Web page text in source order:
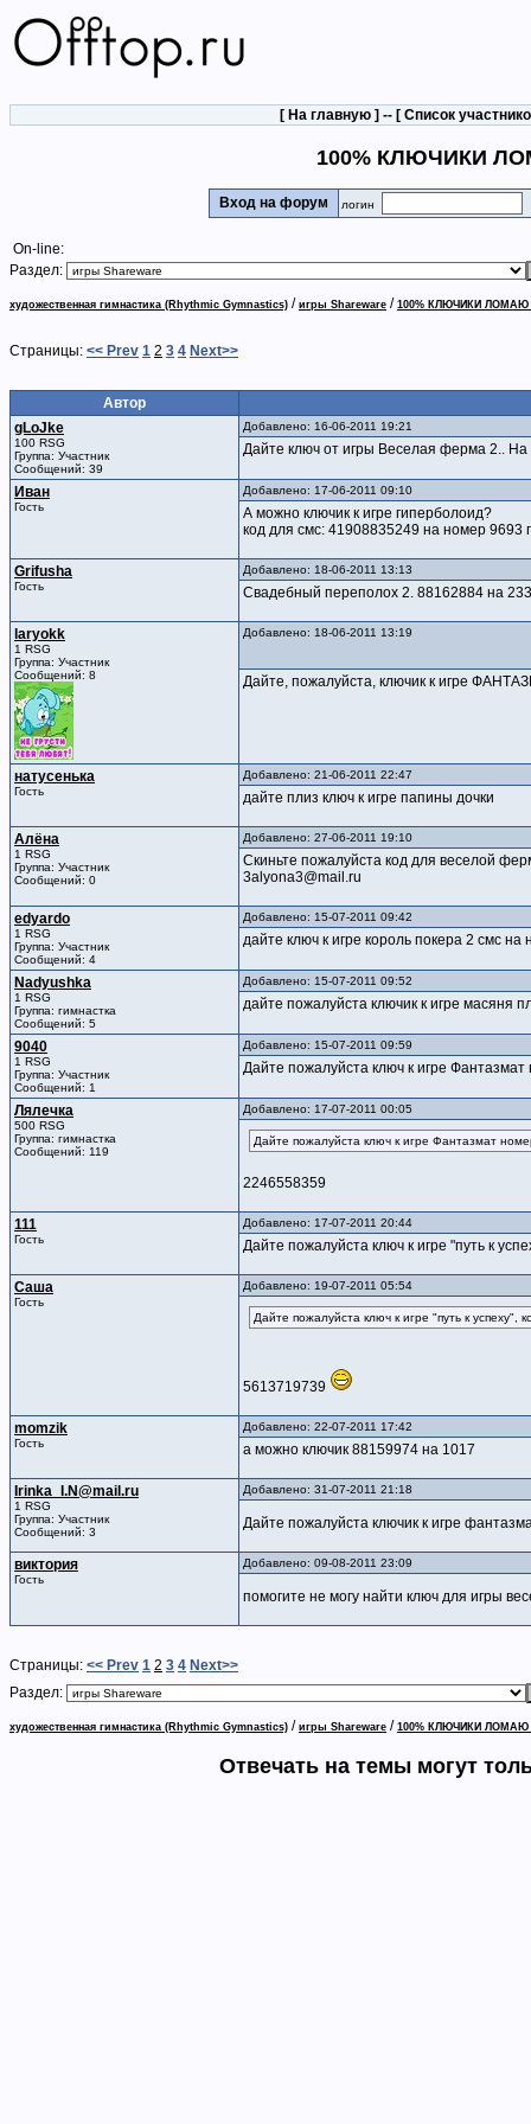
[ На главную ] -- [ Список
100% КЛЮЧИКИ
Вход на форум логин
On-line:
Раздел:
художественная гимнастика (Rhythmic Gymnastics) / игры Shareware / 100% КЛЮЧИКИ
Страницы: << Prev 1 2 3 4 Next>>
Автор
gLoJke
100 RSG
Группа: Участник
Сообщений: 39
Добавлено: 16-06-2011 19:21
Дайте ключ от игры Веселая ферма 2..
Иван
Гость
Добавлено: 17-06-2011 09:10
А можно ключик к игре гиперболоид?
код для смс: 41908835249 на номер 9693
Grifusha
Гость
Добавлено: 18-06-2011 13:13
Свадебный переполох 2. 88162884 на
laryokk
1 RSG
Группа: Участник
Сообщений: 8
Добавлено: 18-06-2011 13:19
Дайте, пожалуйста, ключик к игре
натусенька
Гость
Добавлено: 21-06-2011 22:47
дайте плиз ключ к игре папины дочки
Алёна
1 RSG
Группа: Участник
Сообщений: 0
Добавлено: 27-06-2011 19:10
Скиньте пожалуйста код для веселой
3alyona3@mail.ru
edyardo
1 RSG
Группа: Участник
Сообщений: 4
Добавлено: 15-07-2011 09:42
дайте ключ к игре король покера 2 смс
Nadyushka
1 RSG
Группа: гимнастка
Сообщений: 5
Добавлено: 15-07-2011 09:52
дайте пожалуйста ключик к игре масяня
9040
1 RSG
Группа: Участник
Сообщений: 1
Добавлено: 15-07-2011 09:59
Дайте пожалуйста ключ к игре
Лялечка
500 RSG
Группа: гимнастка
Сообщений: 119
Добавлено: 17-07-2011 00:05
Дайте пожалуйста ключ к игре Фантазмат
2246558359
111
Гость
Добавлено: 17-07-2011 20:44
Дайте пожалуйста ключ к игре "путь к
Саша
Гость
Добавлено: 19-07-2011 05:54
Дайте пожалуйста ключ к игре "путь к
5613719739
momzik
Гость
Добавлено: 22-07-2011 17:42
а можно ключик 88159974 на 1017
Irinka_I.N@mail.ru
1 RSG
Группа: Участник
Сообщений: 3
Добавлено: 31-07-2011 21:18
Дайте пожалуйста ключик к игре
виктория
Гость
Добавлено: 09-08-2011 23:09
помогите не могу найти ключ для игры
Страницы: << Prev 1 2 3 4 Next>>
Раздел:
художественная гимнастика (Rhythmic Gymnastics) / игры Shareware / 100% КЛЮЧИКИ
Отвечать на темы могут